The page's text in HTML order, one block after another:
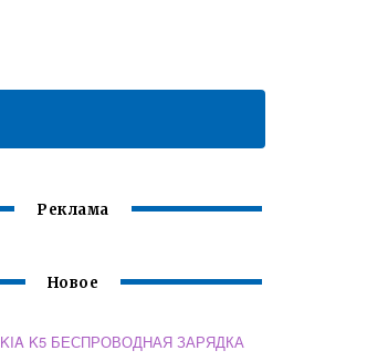
Реклама
Новое
KIA K5 БЕСПРОВОДНАЯ ЗАРЯДКА